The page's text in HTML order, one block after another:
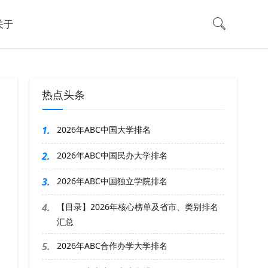
于
热点头条
1. 2026年ABC中国大学排名
2. 2026年ABC中国民办大学排名
3. 2026年ABC中国独立学院排名
4.
【目录】2026年核心榜单及省市、类别排名
汇总
5. 2026年ABC合作办学大学排名